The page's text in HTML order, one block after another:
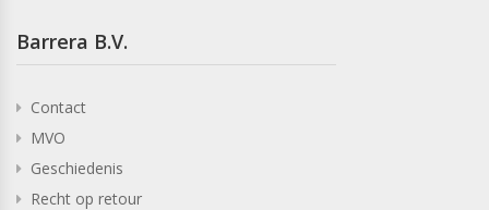
Barrera B.V.
Contact
MVO
Geschiedenis
Recht op retour